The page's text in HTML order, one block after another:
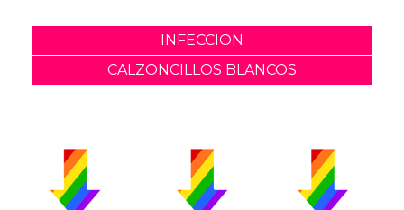
INFECCION
CALZONCILLOS BLANCOS